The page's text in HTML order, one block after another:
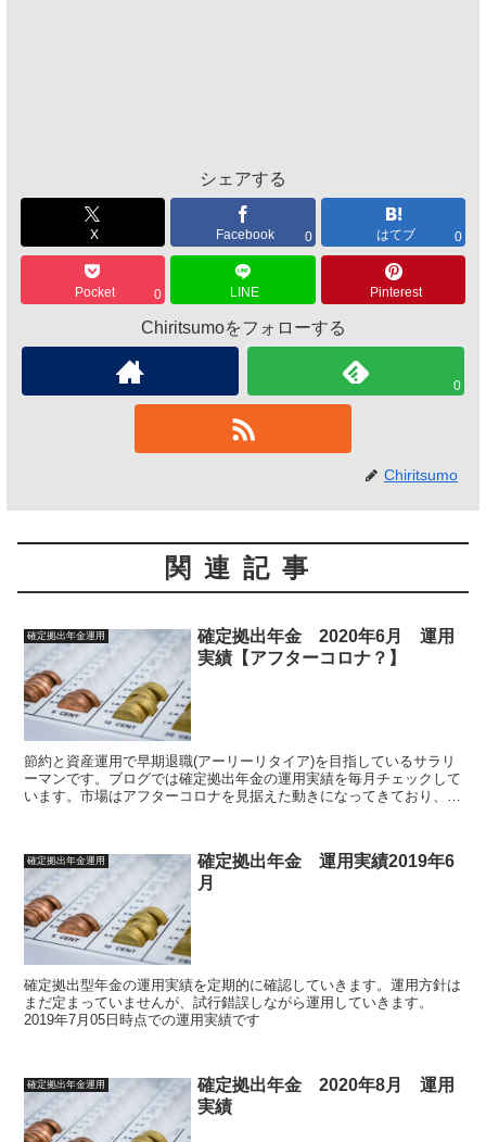
シェアする
X Facebook 0 はてブ 0
Pocket 0 LINE Pinterest
Chiritsumoをフォローする
0
Chiritsumo
関連記事
確定拠出年金運用
確定拠出年金 2020年6月 運用
実績【アフターコロナ？】
節約と資産運用で早期退職(アーリーリタイア)を目指しているサラリ
ーマンです。ブログでは確定拠出年金の運用実績を毎月チェックして
います。市場はアフターコロナを見据えた動きになってきており、運
確定拠出年金運用
確定拠出年金 運用実績2019年6
月
確定拠出型年金の運用実績を定期的に確認していきます。運用方針は
まだ定まっていませんが、試行錯誤しながら運用していきます。
2019年7月05日時点での運用実績です
確定拠出年金運用
確定拠出年金 2020年8月 運用
実績